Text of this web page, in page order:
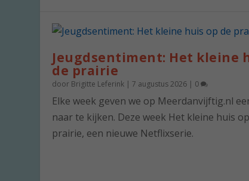
Jeugdsentiment: Het kleine
de prairie
door Brigitte Leferink |7 augustus 2026 | 0
Elke week geven we op Meerdanvijftig.nl
naar te kijken. Deze week Het kleine huis
prairie, een nieuwe Netflixserie.